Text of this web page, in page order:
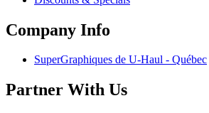
Company Info
SuperGraphiques de U-Haul - Québec
Partner With Us